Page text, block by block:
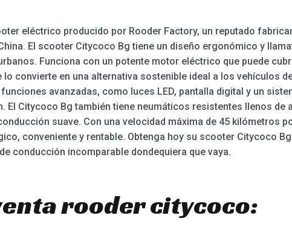
eléctrico producido por Rooder Factory, un reputado
El scooter Citycoco Bg tiene un diseño ergonómico y
Funciona con un potente motor eléctrico que puede
convierte en una alternativa sostenible ideal a los vehículos
avanzadas, como luces LED, pantalla digital y un
El Citycoco Bg también tiene neumáticos resistentes llenos de
suave. Con una velocidad máxima de 45 kilómetros
conveniente y rentable. Obtenga hoy su scooter Citycoco
conducción incomparable dondequiera que vaya.
rooder citycoco: